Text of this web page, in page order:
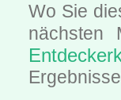
Wo Sie
nächsten